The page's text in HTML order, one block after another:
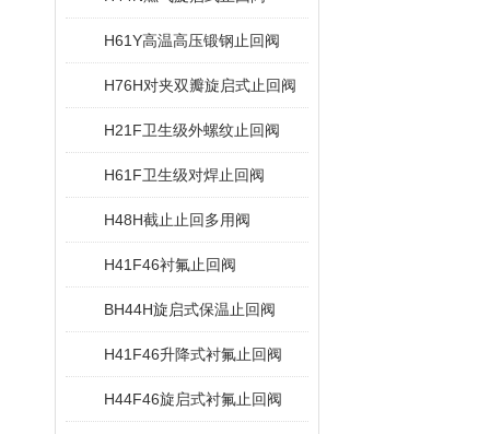
H61Y高温高压锻钢止回阀
H76H对夹双瓣旋启式止回阀
H21F卫生级外螺纹止回阀
H61F卫生级对焊止回阀
H48H截止止回多用阀
H41F46衬氟止回阀
BH44H旋启式保温止回阀
H41F46升降式衬氟止回阀
H44F46旋启式衬氟止回阀